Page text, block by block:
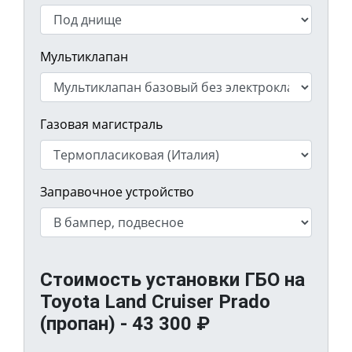
Мультиклапан
Газовая магистраль
Заправочное устройство
Стоимость установки ГБО на
Toyota Land Cruiser Prado
(пропан) - 43 300 ₽